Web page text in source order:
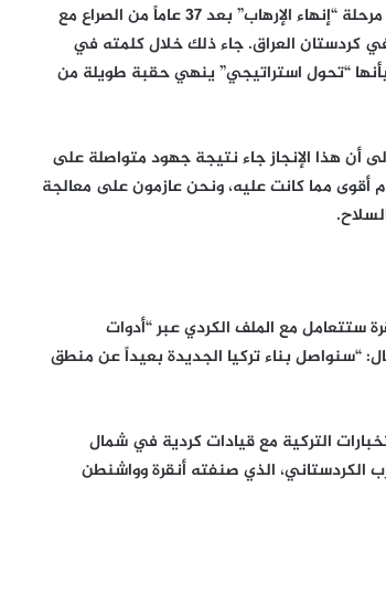
في تصريح تاريخي، أعلن الرئيس التركي رجب طيب إردوغان أن بلاده دخلت مرحلة “إنهاء الإرهاب” بعد 37 عاماً من الصراع مع
كردستان العراق. جاء ذلك خلال كلمته في
اللحظة بأنها “تحول استراتيجي” ينهي حقبة طويلة من
أن هذا الإنجاز جاء نتيجة جهود متواصلة على
أقوى مما كانت عليه، ونحن عازمون على معالجة
ستتعامل مع الملف الكردي عبر “أدوات
“سنواصل بناء تركيا الجديدة بعيداً عن منطق
التركية مع قيادات كردية في شمال
الكردستاني، الذي صنفته أنقرة وواشنطن